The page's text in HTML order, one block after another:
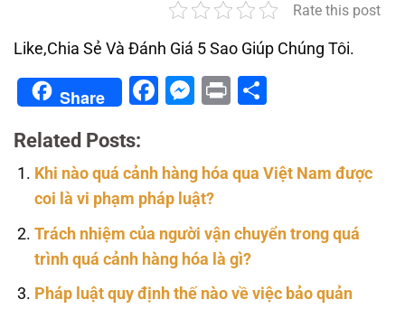
Rate this post
Like,Chia Sẻ Và Đánh Giá 5 Sao Giúp Chúng Tôi.
Share Facebook
Messenger
Print
Related Posts:
Khi nào quá cảnh hàng hóa qua Việt Nam được
coi là vi phạm pháp luật?
Trách nhiệm của người vận chuyển trong quá
trình quá cảnh hàng hóa là gì?
Pháp luật quy định thế nào về việc bảo quản